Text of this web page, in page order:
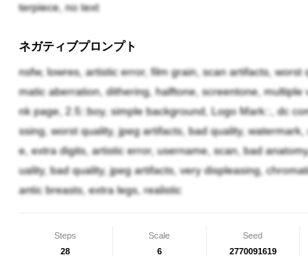
アストラ「おぉっ！帰って来たか！」
デト「取り敢えず連れて来た。」
キーラ「捕縛したのですか！？」
アビ「ぐぬぬ…ッ、この私が人間如きに敗れるな
キーラ「兎に角、ご苦労様です！これで拠点の整
可奈子「おっ、サンキュー！」
terpiece, no text
ネガティブプロンプト
nsfw, lowres, artistic error, film grain, scan artifacts,
matic aberration, dithering, halftone, screentone,
nk page, 2.5::boy, simple background, Logo Mark::, dc
ssing, worst quality, jpeg artifacts, bad quality,
e, extra digits, artistic error, username, scan, bad
uality, bad quality, jpeg artifacts, very displeasing,
antic breasts, extra legs, realistic
Steps
28
Scale
6
Seed
2770091619